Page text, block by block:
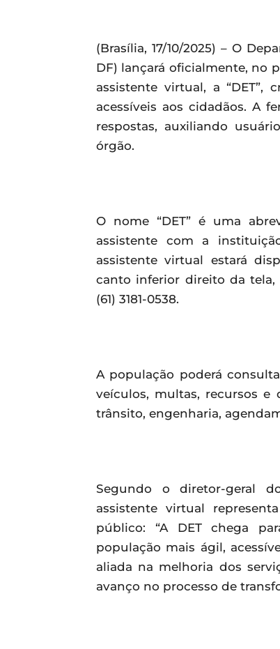
(Brasília, 17/10/2025) – O
DF) lançará oficialmente, no
assistente virtual, a “DET”,
acessíveis aos cidadãos. A
respostas, auxiliando
órgão.
O nome “DET” é uma
assistente com a
assistente virtual estará
canto inferior direito da
(61) 3181-0538.
A população poderá
veículos, multas, recursos e
trânsito, engenharia,
Segundo o diretor-geral
assistente virtual
público: “A DET chega
população mais ágil,
aliada na melhoria dos
avanço no processo de